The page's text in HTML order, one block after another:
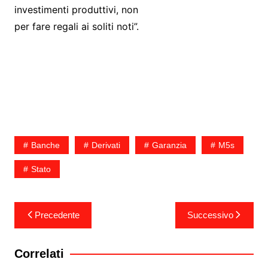
investimenti produttivi, non
per fare regali ai soliti noti”.
Banche Derivati Garanzia M5s
Stato
Navigazione
articoli
Precedente Successivo
Correlati